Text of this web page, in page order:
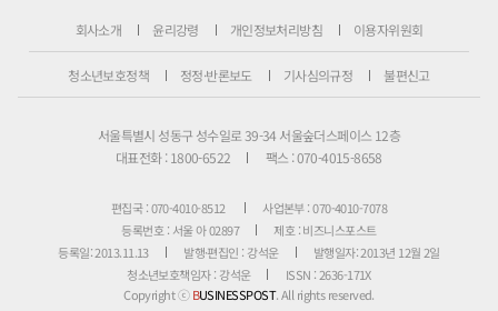
회사소개 윤리강령 개인정보처리방침 이용자위원회
청소년보호정책 정정·반론보도 기사심의규정 불편신고
서울특별시 성동구 성수일로 39-34 서울숲더스페이스 12층
대표전화 : 1800-6522
팩스 : 070-4015-8658
편집국 : 070-4010-8512
사업본부 : 070-4010-7078
등록번호 : 서울 아 02897
제호 : 비즈니스포스트
등록일: 2013.11.13
발행·편집인 : 강석운
발행일자: 2013년 12월 2일
청소년보호책임자 : 강석운
ISSN : 2636-171X
Copyright ⓒBUSINESSPOST. All rights reserved.